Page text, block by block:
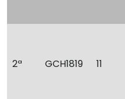
2ª GCH1819 11